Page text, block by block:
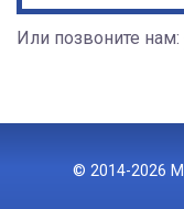
Или позвоните нам:
© 2014-2026